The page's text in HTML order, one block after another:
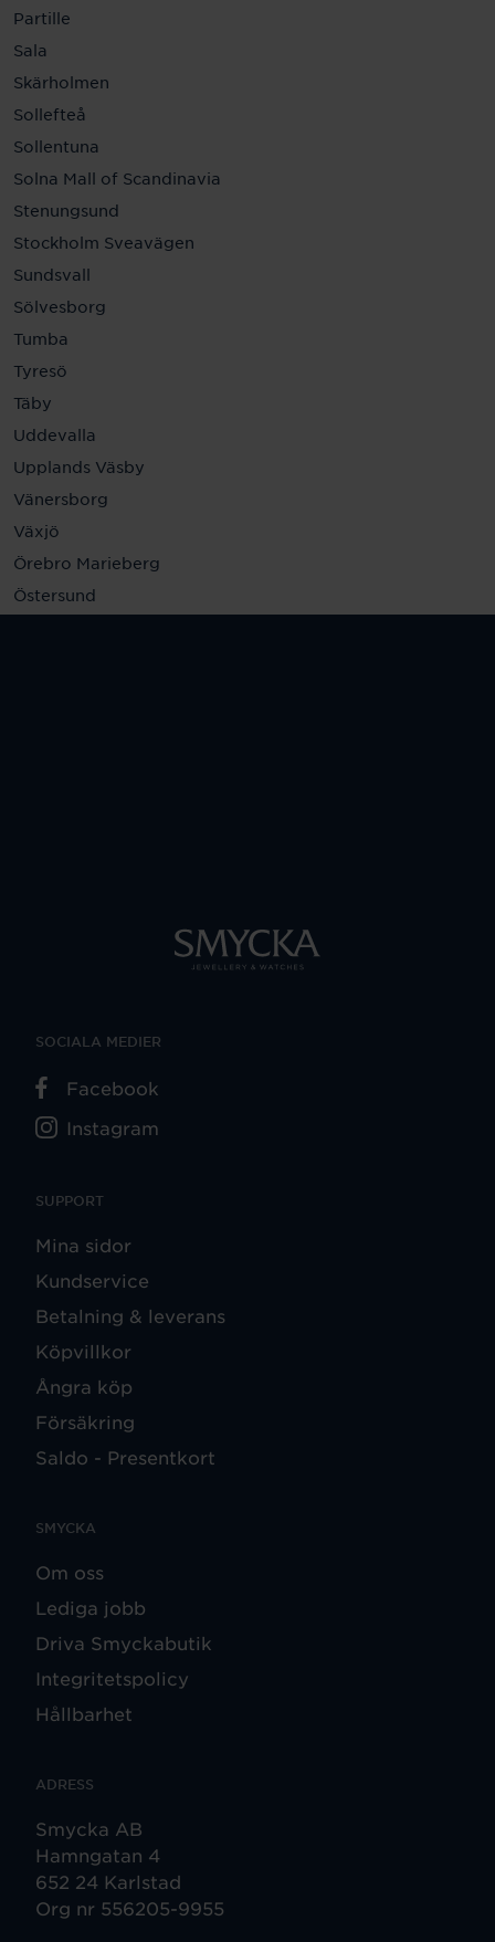
Partille
Sala
Skärholmen
Sollefteå
Sollentuna
Solna Mall of Scandinavia
Stenungsund
Stockholm Sveavägen
Sundsvall
Sölvesborg
Tumba
Tyresö
Täby
Uddevalla
Upplands Väsby
Vänersborg
Växjö
Örebro Marieberg
Östersund
SUPPORT
Mina sidor
Kundservice
Betalning & leverans
Köpvillkor
Ångra köp
Försäkring
Saldo - Presentkort
SMYCKA
Om oss
Lediga jobb
Driva Smyckabutik
Integritetspolicy
Hållbarhet
ADRESS
Smycka AB
Hamngatan 4
652 24 Karlstad
Org nr 556205-9955
SOCIALA MEDIER
Facebook
Instagram